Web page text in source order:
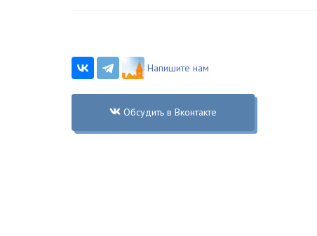
Напишите нам
Обсудить в Вконтакте